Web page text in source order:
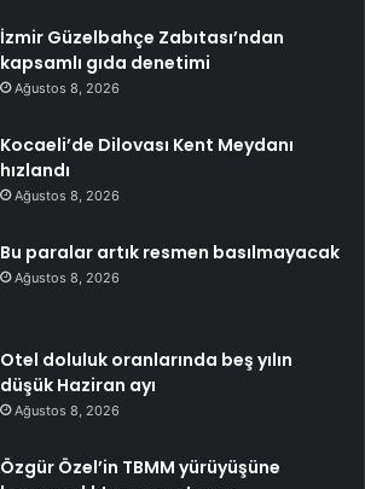
İzmir Güzelbahçe Zabıtası’ndan
kapsamlı gıda denetimi
Ağustos 8, 2026
Kocaeli’de Dilovası Kent Meydanı
hızlandı
Ağustos 8, 2026
Bu paralar artık resmen basılmayacak
Ağustos 8, 2026
Otel doluluk oranlarında beş yılın
düşük Haziran ayı
Ağustos 8, 2026
Özgür Özel’in TBMM yürüyüşüne